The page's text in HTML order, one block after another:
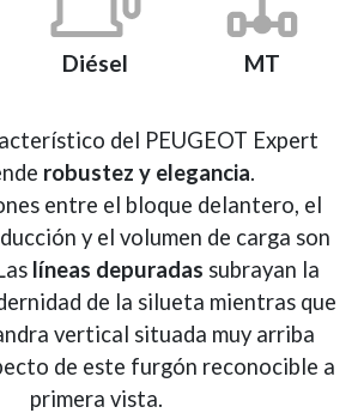
Diésel MT
del PEUGEOT Expert
robustez y elegancia.
entre el bloque delantero, el
y el volumen de carga son
líneas depuradas subrayan la
de la silueta mientras que
vertical situada muy arriba
de este furgón reconocible a
primera vista.